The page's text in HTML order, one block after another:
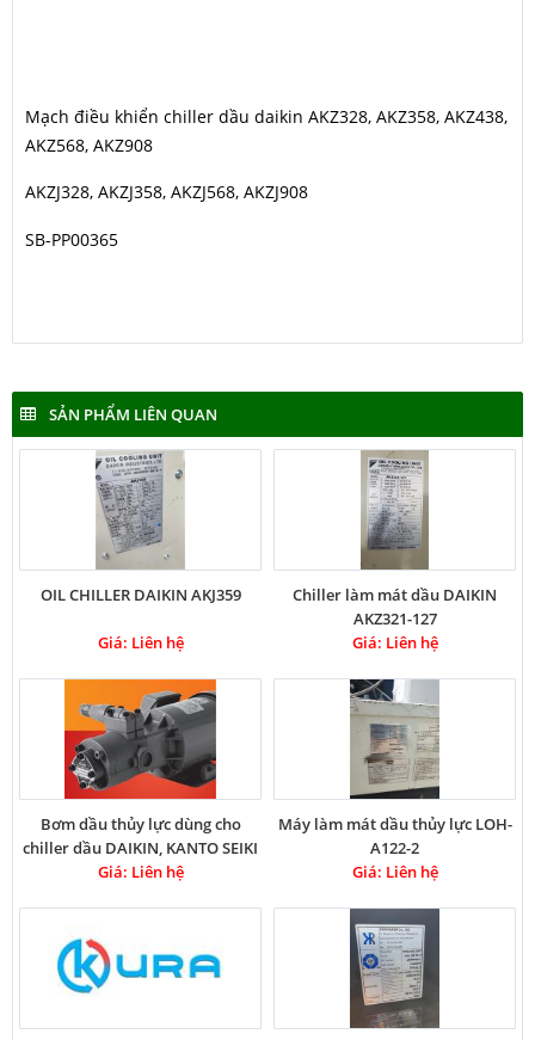
Mạch điều khiển chiller dầu daikin AKZ328, AKZ358, AKZ438,
AKZ568, AKZ908
AKZJ328, AKZJ358, AKZJ568, AKZJ908
SB-PP00365
SẢN PHẨM LIÊN QUAN
OIL CHILLER DAIKIN AKJ359
Giá: Liên hệ
Chiller làm mát dầu DAIKIN
AKZ321-127
Giá: Liên hệ
Bơm dầu thủy lực dùng cho
chiller dầu DAIKIN, KANTO SEIKI
Giá: Liên hệ
Máy làm mát dầu thủy lực LOH-
A122-2
Giá: Liên hệ